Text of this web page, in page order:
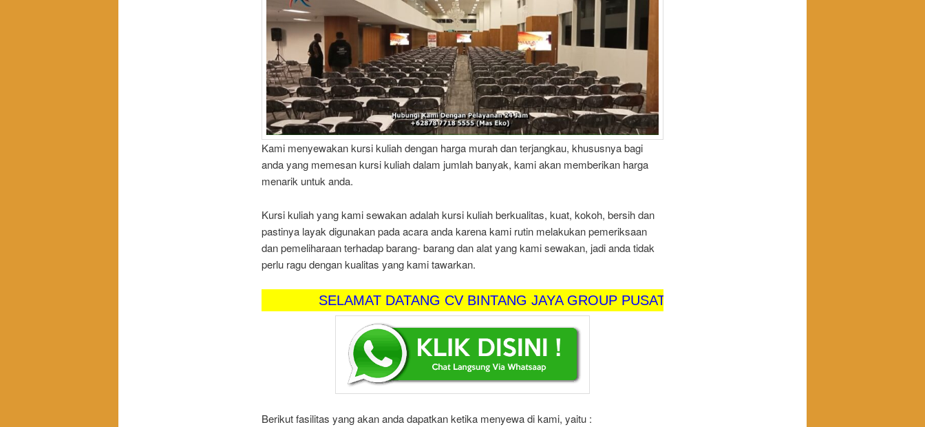
Kami menyewakan kursi kuliah dengan harga murah dan terjangkau, khususnya bagi
anda yang memesan kursi kuliah dalam jumlah banyak, kami akan memberikan harga
menarik untuk anda.
Kursi kuliah yang kami sewakan adalah kursi kuliah berkualitas, kuat, kokoh, bersih dan
pastinya layak digunakan pada acara anda karena kami rutin melakukan pemeriksaan
dan pemeliharaan terhadap barang- barang dan alat yang kami sewakan, jadi anda tidak
perlu ragu dengan kualitas yang kami tawarkan.
SELAMAT DATANG CV BINTANG JAYA GROUP PUSAT JASA SEWA ALAT PESTA TERBAIK DI
Berikut fasilitas yang akan anda dapatkan ketika menyewa di kami, yaitu :